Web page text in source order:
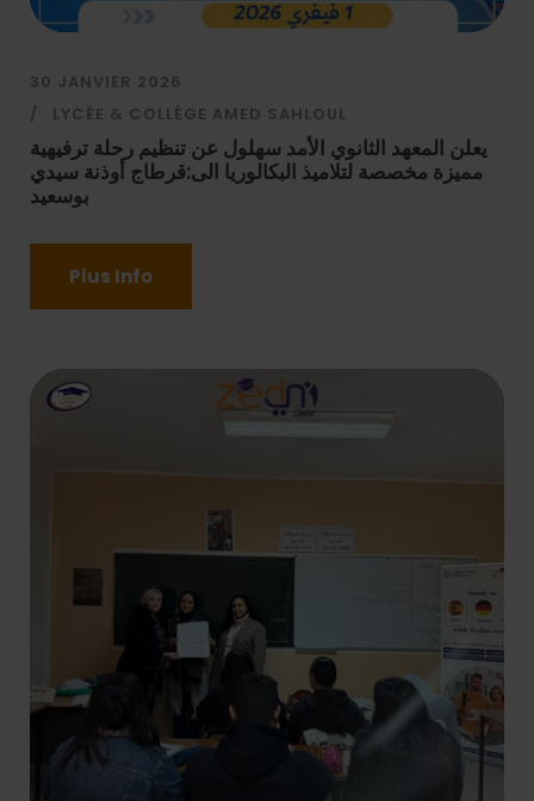
30 JANVIER 2026
LYCÉE & COLLÈGE AMED SAHLOUL
يعلن المعهد الثانوي الأمد سهلول عن تنظيم رحلة ترفيهية
مميزة مخصصة لتلاميذ البكالوريا الى:قرطاج أوذنة سيدي
بوسعيد
Plus Info